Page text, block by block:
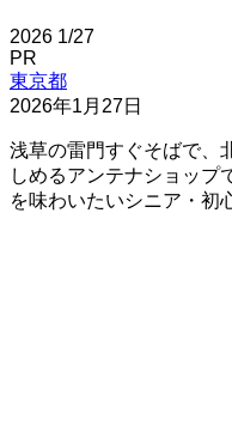
2026 1/27
PR
東京都
2026年1月27日
浅草の雷門すぐそばで、
しめるアンテナショップ
を味わいたいシニア・初